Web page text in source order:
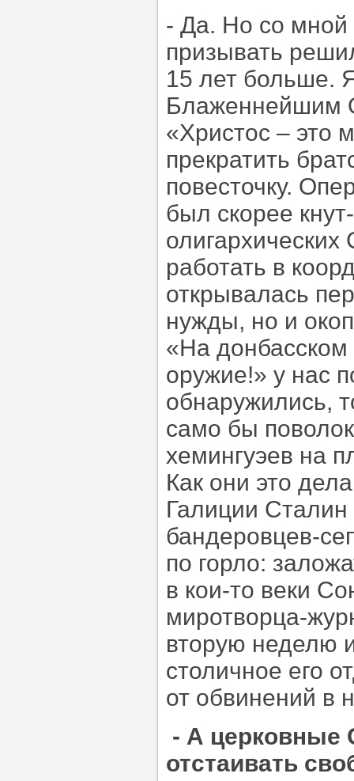
- Да. Но со мной
призывать
15 лет больше.
Блаженнейшим
«Христос – это
прекратить
повесточку.
был скорее
работать в
открывалась
нужды, но и
«На
оружие!» у нас
обнаружились,
само бы
хемингуэев на
Как они это
Галиции
бандеровцев-
по горло:
в кои-то веки
миротворца-
вторую неделю
столичное его
от обвинений в
- А
отстаивать